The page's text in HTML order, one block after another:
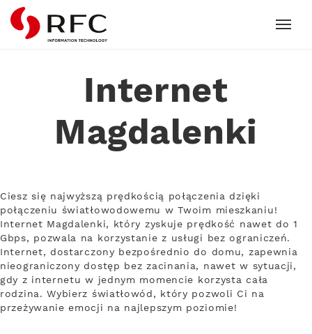
RFC
Internet
Magdalenki
Ciesz się najwyższą prędkością połączenia dzięki
połączeniu światłowodowemu w Twoim mieszkaniu!
Internet Magdalenki, który zyskuje prędkość nawet do 1
Gbps, pozwala na korzystanie z usługi bez ograniczeń.
Internet, dostarczony bezpośrednio do domu, zapewnia
nieograniczony dostęp bez zacinania, nawet w sytuacji,
gdy z internetu w jednym momencie korzysta cała
rodzina. Wybierz światłowód, który pozwoli Ci na
przeżywanie emocji na najlepszym poziomie!